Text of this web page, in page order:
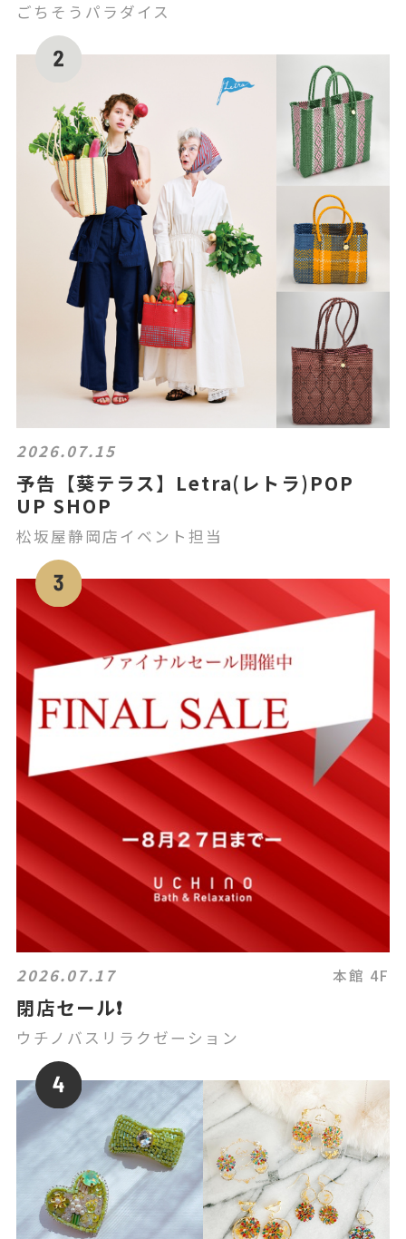
ごちそうパラダイス
2026.07.15
予告【葵テラス】Letra(レトラ)POP
UP SHOP
松坂屋静岡店イベント担当
2026.07.17 本館 4F
閉店セール❗️
ウチノバスリラクゼーション